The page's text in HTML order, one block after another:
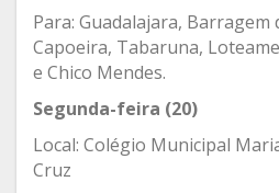
Para: Guadalajara, Barragem
Capoeira, Tabaruna,
e Chico Mendes.
Segunda-feira (20)
Local: Colégio Municipal
Cruz